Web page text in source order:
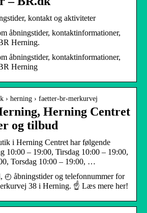
kontakt og aktiviteter
åbningstider, kontaktinformationer,
Herning.
åbningstider, kontaktinformationer,
Herning
› herning › faetter-br-merkurvej
Herning Centret
og tilbud
i Herning Centret har følgende
10:00 – 19:00, Tirsdag 10:00 – 19:00,
Torsdag 10:00 – 19:00, …
◴ åbningstider og telefonnummer for
38 i Herning. ☝ Læs mere her!